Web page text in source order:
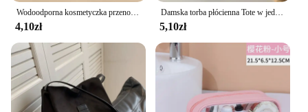
Wodoodporna kosmetyczka przenośna przenośna kosmetyczka damska o dużej pojemności Pu przezroczysta torba torba do przechowywania podróżna
4,10zł
Damska torba płócienna Tote w jednolitym kolorze designerska damska torba na ramię torebka na co dzień o dużej pojemności bawełniana torby plażowe wielokrotnego użytku na zakupy
5,10zł